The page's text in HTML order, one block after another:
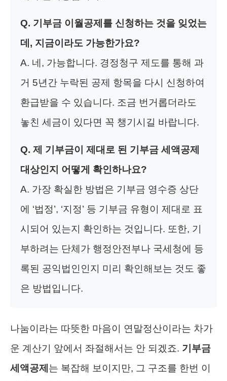
Q. 기부금 이월공제를 신청하는 것을 잊었는
데, 지금이라도 가능한가요?
A. 네, 가능합니다. 경정청구 제도를 통해 과
거 5년간 누락된 공제 항목을 다시 신청하여
환급받을 수 있습니다. 조금 번거롭더라도
놓친 세금이 있다면 꼭 챙기시길 바랍니다.
Q. 제 기부금이 제대로 된 기부금 세액공제
대상인지 어떻게 확인하나요?
A. 가장 확실한 방법은 기부금 영수증 상단
에 ‘법정’, ‘지정’ 등 기부금 유형이 제대로 표
시되어 있는지 확인하는 것입니다. 또한, 기
부하려는 단체가 행정안전부나 국세청에 등
록된 공익법인인지 미리 확인해보는 것도 좋
은 방법입니다.
나눔이라는 따뜻한 마음이 연말정산이라는 차가
운 계산기 앞에서 좌절해서는 안 되겠죠. 기부금
세액공제 는 복잡해 보이지만, 그 구조를 한번 이